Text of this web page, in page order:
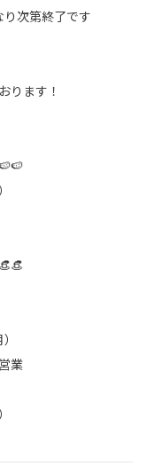
次第終了です
ります！
業